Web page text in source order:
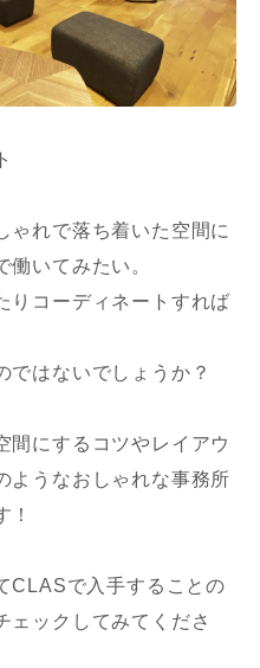
ゃれで落ち着いた空間に
働いてみたい。
りコーディネートすれば
ではないでしょうか？
間にするコツやレイアウ
ようなおしゃれな事務所
！
CLASで入手することの
ェックしてみてくださ